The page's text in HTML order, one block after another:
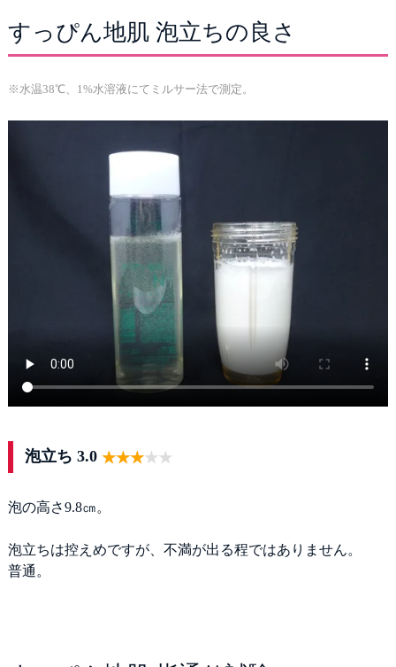
すっぴん地肌 泡立ちの良さ
※水温38℃、1%水溶液にてミルサー法で測定。
泡立ち 3.0
泡の高さ9.8㎝。
泡立ちは控えめですが、不満が出る程ではありません。
普通。